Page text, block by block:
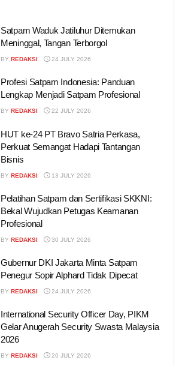
Satpam Waduk Jatiluhur Ditemukan
Meninggal, Tangan Terborgol
BY REDAKSI 24 JULY 2026
Profesi Satpam Indonesia: Panduan
Lengkap Menjadi Satpam Profesional
BY REDAKSI 22 JULY 2026
HUT ke-24 PT Bravo Satria Perkasa,
Perkuat Semangat Hadapi Tantangan
Bisnis
BY REDAKSI 13 JULY 2026
Pelatihan Satpam dan Sertifikasi SKKNI:
Bekal Wujudkan Petugas Keamanan
Profesional
BY REDAKSI 30 JULY 2026
Gubernur DKI Jakarta Minta Satpam
Penegur Sopir Alphard Tidak Dipecat
BY REDAKSI 24 JULY 2026
International Security Officer Day, PIKM
Gelar Anugerah Security Swasta Malaysia
2026
BY REDAKSI 26 JULY 2026